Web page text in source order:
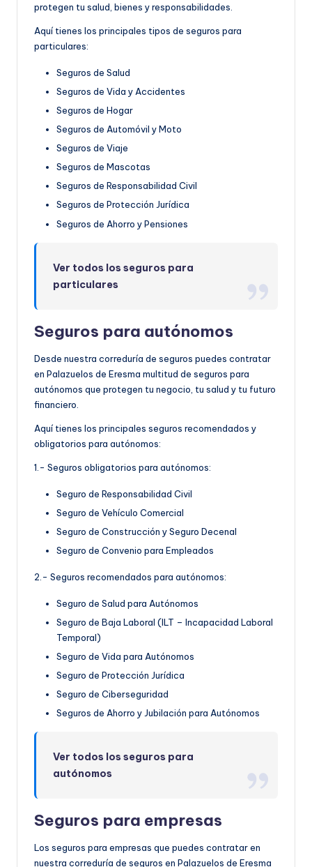
protegen tu salud, bienes y responsabilidades.
Aquí tienes los principales tipos de seguros para
particulares:
Seguros de Salud
Seguros de Vida y Accidentes
Seguros de Hogar
Seguros de Automóvil y Moto
Seguros de Viaje
Seguros de Mascotas
Seguros de Responsabilidad Civil
Seguros de Protección Jurídica
Seguros de Ahorro y Pensiones
Ver todos los seguros para
particulares
Seguros para autónomos
Desde nuestra correduría de seguros puedes contratar
en Palazuelos de Eresma multitud de seguros para
autónomos que protegen tu negocio, tu salud y tu futuro
financiero.
Aquí tienes los principales seguros recomendados y
obligatorios para autónomos:
1.- Seguros obligatorios para autónomos:
Seguro de Responsabilidad Civil
Seguro de Vehículo Comercial
Seguro de Construcción y Seguro Decenal
Seguro de Convenio para Empleados
2.- Seguros recomendados para autónomos:
Seguro de Salud para Autónomos
Seguro de Baja Laboral (ILT – Incapacidad Laboral
Temporal)
Seguro de Vida para Autónomos
Seguro de Protección Jurídica
Seguro de Ciberseguridad
Seguros de Ahorro y Jubilación para Autónomos
Ver todos los seguros para
autónomos
Seguros para empresas
Los seguros para empresas que puedes contratar en
nuestra correduría de seguros en Palazuelos de Eresma